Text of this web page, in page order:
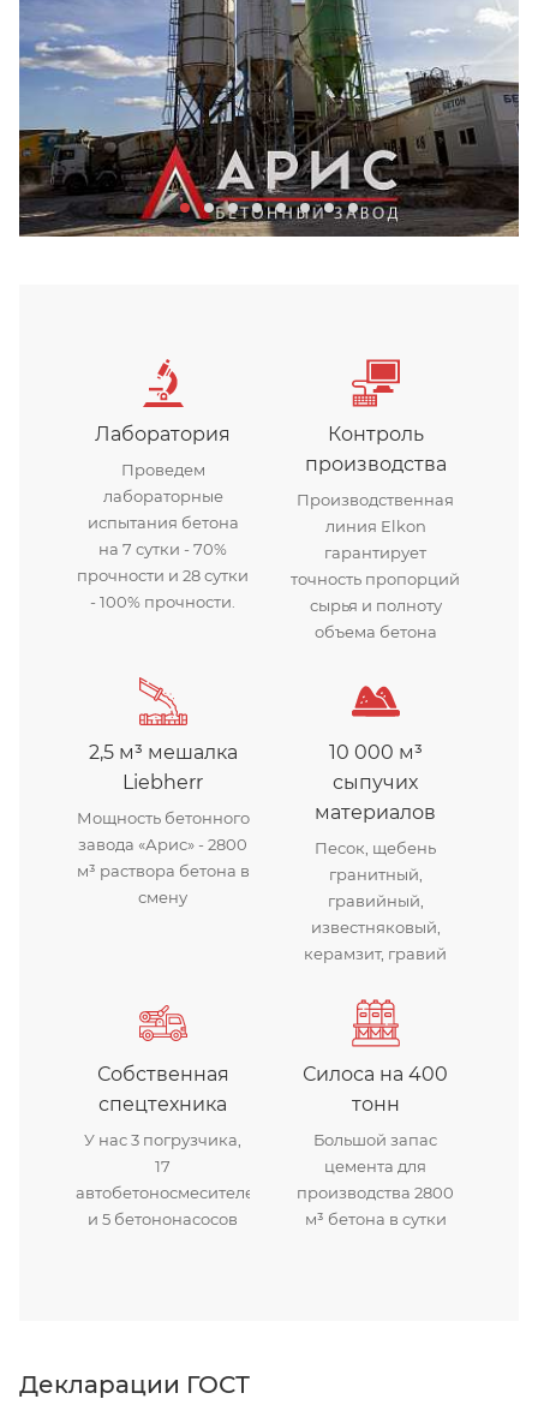
Лаборатория
Проведем
лабораторные
испытания бетона
на 7 сутки - 70%
прочности и 28 сутки
- 100% прочности.
Контроль
производства
Производственная
линия Elkon
гарантирует
точность пропорций
сырья и полноту
объема бетона
2,5 м³ мешалка
Liebherr
Мощность бетонного
завода «Арис» - 2800
м³ раствора бетона в
смену
10 000 м³
сыпучих
материалов
Песок, щебень
гранитный,
гравийный,
известняковый,
керамзит, гравий
Собственная
спецтехника
У нас 3 погрузчика,
17
автобетоносмесителей
и 5 бетононасосов
Силоса на 400
тонн
Большой запас
цемента для
производства 2800
м³ бетона в сутки
Декларации ГОСТ